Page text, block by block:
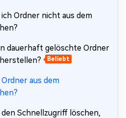
ich Ordner nicht aus dem
dauerhaft gelöschte Ordner
Beliebt
Ordner aus dem
den Schnellzugriff löschen,